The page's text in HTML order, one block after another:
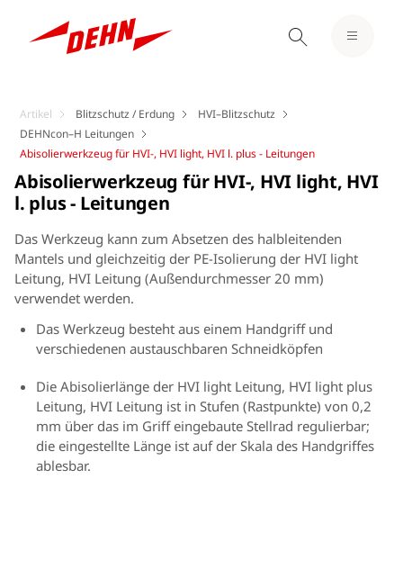
Artikel Blitzschutz / Erdung
HVI–Blitzschutz
DEHNcon–H Leitungen
Abisolierwerkzeug für HVI-, HVI light, HVI l. plus - Leitungen
Abisolierwerkzeug für HVI-, HVI light, HVI
l. plus - Leitungen
Das Werkzeug kann zum Absetzen des halbleitenden
Mantels und gleichzeitig der PE-Isolierung der HVI light
Leitung, HVI Leitung (Außendurchmesser 20 mm)
verwendet werden.
Das Werkzeug besteht aus einem Handgriff und
verschiedenen austauschbaren Schneidköpfen
Die Abisolierlänge der HVI light Leitung, HVI light plus
Leitung, HVI Leitung ist in Stufen (Rastpunkte) von 0,2
mm über das im Griff eingebaute Stellrad regulierbar;
die eingestellte Länge ist auf der Skala des Handgriffes
ablesbar.